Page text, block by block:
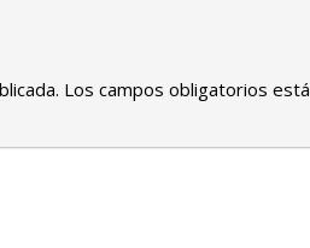
Los campos obligatorios